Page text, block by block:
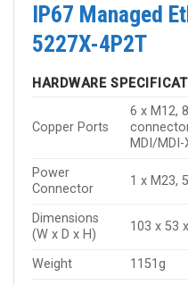
IP67 Managed
5227X-4P2T
HARDWARE
Copper Ports
6 x M12,
MDI/
Power
Connector
1 x M23,
Dimensions
(W x D x H)
103 x 53
Weight
1151g